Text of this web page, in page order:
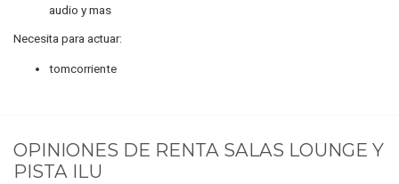
audio y mas
Necesita para actuar:
tomcorriente
OPINIONES DE RENTA SALAS LOUNGE Y
PISTA ILU